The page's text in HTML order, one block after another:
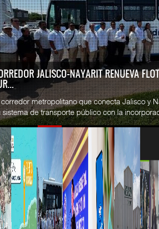
JALISCO-NAYARIT RENUEVA
corredor metropolitano que conecta Jalisco y
sistema de transporte público con la
Cruceros crecen en Caribe
mientras bajan ferr ...
04 AGO 2026
Corredor del Istmo destraba ramal
ferroviario ...
04 AGO 2026
READ MORE
SSA
Esperanz
06 JUL
READ MORE
CICE
...
02 JUL
READ MORE
SSA
...
29 JUN
READ MORE